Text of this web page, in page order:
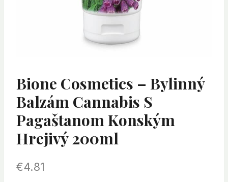
Bione Cosmetics – Bylinný
Balzám Cannabis S
Pagaštanom Konským
Hrejivý 200ml
€4.81